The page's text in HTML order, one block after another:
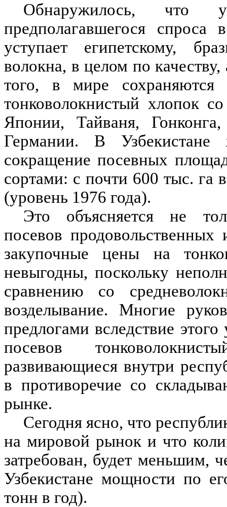
Обнаружилось, что
предполагавшегося
уступает египетскому,
волокна, в целом по
того, в мире сохраняются
тонковолокнистый хлопок
Японии, Тайваня,
Германии. В Узбекистане
сокращение посевных
сортами: с почти 600 тыс. га
(уровень 1976 года).
Это объясняется не
посевов
закупочные цены на
невыгодны, поскольку
сравнению со
возделывание. Многие
предлогами вследствие
посевов
развивающиеся внутри
в противоречие со
рынке.
Сегодня ясно, что
на мировой рынок и что
затребован, будет меньшим,
Узбекистане мощности по
тонн в год).